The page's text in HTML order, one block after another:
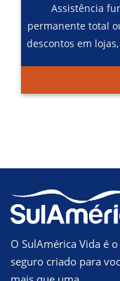
Assistência
permanente total
descontos em
O SulAmérica Vida é o
seguro criado para